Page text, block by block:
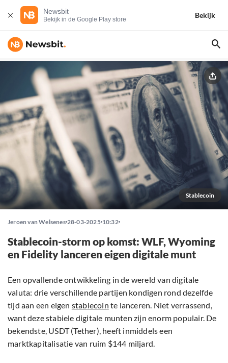
Newsbit
Bekijk in de Google Play store
Bekijk
Stablecoin
Jeroen van Welsenes 28-03-2025 10:32
Stablecoin-storm op komst: WLF, Wyoming
en Fidelity lanceren eigen digitale munt
Een opvallende ontwikkeling in de wereld van digitale
valuta: drie verschillende partijen kondigen rond dezelfde
tijd aan een eigen stablecoin te lanceren. Niet verrassend,
want deze stabiele digitale munten zijn enorm populair. De
bekendste, USDT (Tether), heeft inmiddels een
marktkapitalisatie van ruim $144 miljard.